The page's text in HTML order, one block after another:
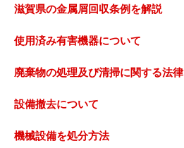
滋賀県の金属屑回収条例を解説
使用済み有害機器について
廃棄物の処理及び清掃に関する法律
設備撤去について
機械設備を処分方法